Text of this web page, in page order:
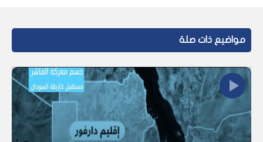
مواضيع ذات صلة